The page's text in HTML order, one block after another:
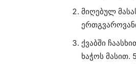
მიღებულ
ქვაბში
ხაჭოს მასით.